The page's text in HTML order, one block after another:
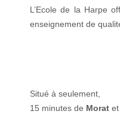
L’Ecole de la Harpe
enseignement de
Situé à seulement,
15 minutes de Morat et